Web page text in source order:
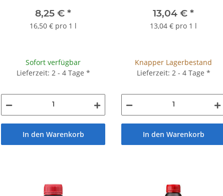
8,25 € *
16,50 € pro 1 l
Sofort verfügbar
Lieferzeit: 2 - 4 Tage *
In den Warenkorb
13,04 € *
13,04 € pro 1 l
Knapper Lagerbestand
Lieferzeit: 2 - 4 Tage *
In den Warenkorb